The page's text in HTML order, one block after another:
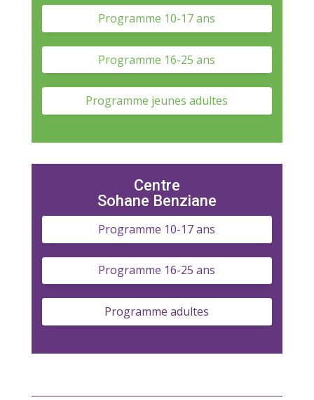
Programme 10-17 ans
Programme 16-25 ans
Programme jeunes adultes
Centre
Sohane Benziane
Programme 10-17 ans
Programme 16-25 ans
Programme adultes